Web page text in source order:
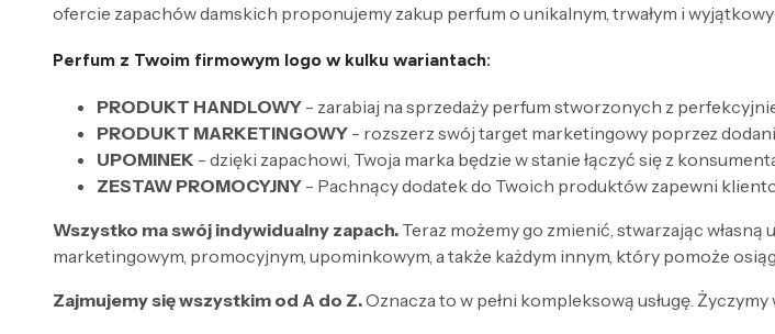
ofercie zapachów damskich proponujemy zakup perfum o unikalnym, trwałym i
Perfum z Twoim firmowym logo w kulku wariantach:
PRODUKT HANDLOWY - zarabiaj na sprzedaży perfum stworzonych z
PRODUKT MARKETINGOWY - rozszerz swój target marketingowy poprzez
UPOMINEK - dzięki zapachowi, Twoja marka będzie w stanie łączyć się z
ZESTAW PROMOCYJNY - Pachnący dodatek do Twoich produktów zapewni
Wszystko ma swój indywidualny zapach. Teraz możemy go zmienić, stwarzając
marketingowym, promocyjnym, upominkowym, a także każdym innym, który pomoże
Zajmujemy się wszystkim od A do Z.Oznacza to w pełni kompleksową usługę.